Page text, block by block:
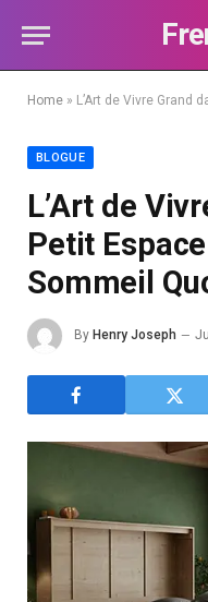
Home » L’Art de Vivre Grand dans
BLOGUE
L’Art de
Petit
Sommeil
By Henry Joseph